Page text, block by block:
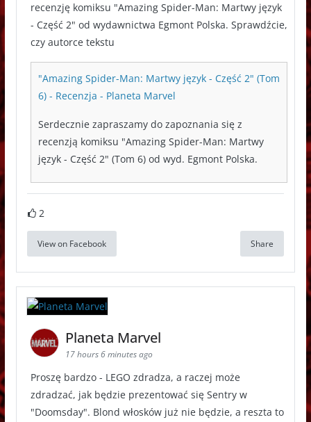
recenzję komiksu "Amazing Spider-Man: Martwy język
- Część 2" od wydawnictwa Egmont Polska. Sprawdźcie,
czy autorce tekstu
"Amazing Spider-Man: Martwy język - Część 2" (Tom
6) - Recenzja - Planeta Marvel
Serdecznie zapraszamy do zapoznania się z
recenzją komiksu "Amazing Spider-Man: Martwy
język - Część 2" (Tom 6) od wyd. Egmont Polska.
2
View on Facebook Share
Planeta Marvel
17 hours 6 minutes ago
Proszę bardzo - LEGO zdradza, a raczej może
zdradzać, jak będzie prezentować się Sentry w
"Doomsday". Blond włosków już nie będzie, a reszta to